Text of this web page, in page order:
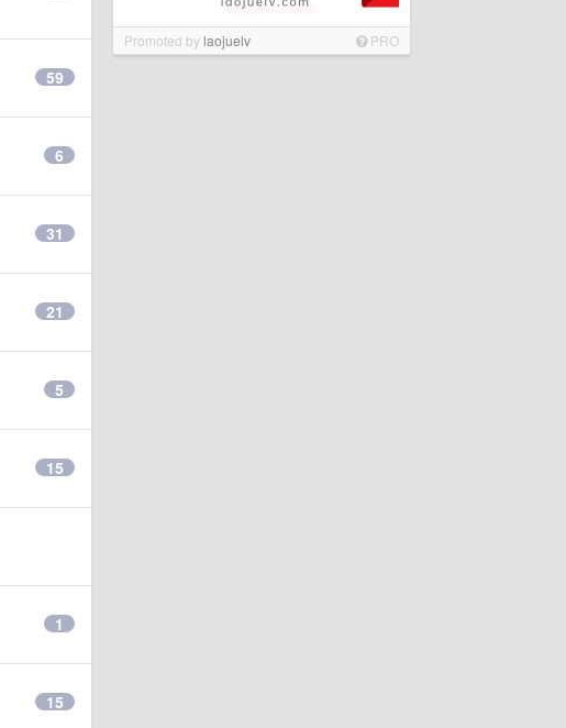
Promoted bylaojuelv PRO
59
6
31
21
5
15
1
15